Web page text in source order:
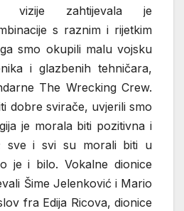
vizije zahtijevala je
s raznim i rijetkim
smo okupili malu vojsku
i glazbenih tehničara,
The Wrecking Crew.
dobre svirače, uvjerili smo
je morala biti pozitivna i
sve i svi su morali biti u
je i bilo. Vokalne dionice
Šime Jelenković i Mario
fra Edija Ricova, dionice